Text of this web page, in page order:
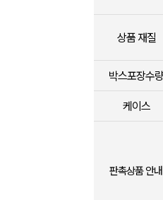
상품 재질
박스포장수량
케이스
판촉상품 안내